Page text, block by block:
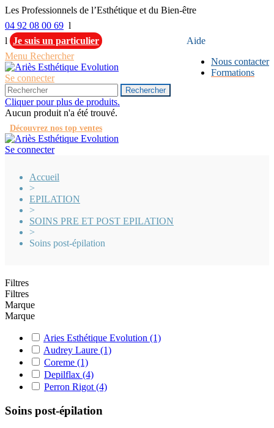
Les Professionnels de l’Esthétique et du Bien-être
04 92 08 00 69 l
Aide
Nous contacter
Formations
l Je suis un particulier
Menu Rechercher
Se connecter
Rechercher
Cliquer pour plus de produits.
Aucun produit n'a été trouvé.
Découvrez nos top ventes
Se connecter
Accueil
>
EPILATION
>
SOINS PRE ET POST EPILATION
>
Soins post-épilation
Filtres
Filtres
Marque
Marque
Aries Esthétique Evolution (1)
Audrey Laure (1)
Coreme (1)
Depilflax (4)
Perron Rigot (4)
Soins post-épilation